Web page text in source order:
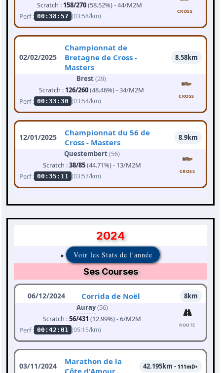
Scratch : 158/270(58.52%) - 44/M2M
Perf : 00:38:57 (03:58/km)
CROSS
02/02/2025
Championnat de
Bretagne de Cross -
Masters
8.58km
Brest(29)
Scratch : 126/260(48.46%) - 34/M2M
Perf : 00:33:30 (03:54/km)
CROSS
12/01/2025
Championnat du 56 de
Cross - Masters
8.9km
Questembert(56)
Scratch :38/85(44.71%) - 13/M2M
Perf : 00:35:11 (03:57/km)
CROSS
2024
Voir les Stats de l'année
Ses Courses
06/12/2024 Corrida de Noël
8km
Auray(56)
Scratch :56/431 (12.99%) - 6/M2M
Perf : 00:42:01 (05:15/km)
ROUTE
03/11/2024
Marathon de la
42.195km - 111mD+